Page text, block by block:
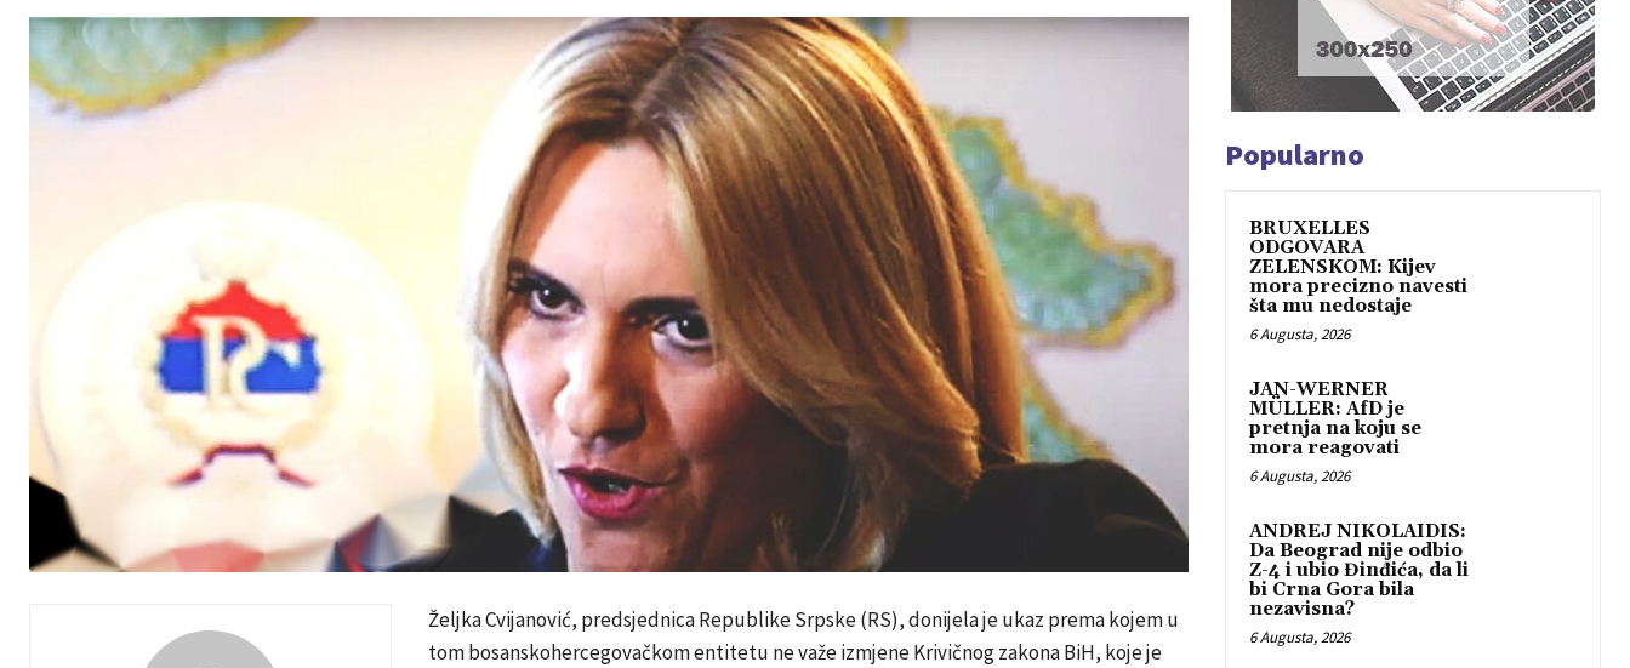
Željka Cvijanović, predsjednica Republike Srpske (RS), donijela je ukaz prema kojem u
tom bosanskohercegovačkom entitetu ne važe izmjene Krivičnog zakona BiH, koje je
Popularno
BRUXELLES
ODGOVARA
ZELENSKOM: Kijev
mora precizno navesti
šta mu nedostaje
6 Augusta, 2026
JAN-WERNER
MÜLLER: AfD je
pretnja na koju se
mora reagovati
6 Augusta, 2026
ANDREJ NIKOLAIDIS:
Da Beograd nije odbio
Z-4 i ubio Đinđića, da li
bi Crna Gora bila
nezavisna?
6 Augusta, 2026